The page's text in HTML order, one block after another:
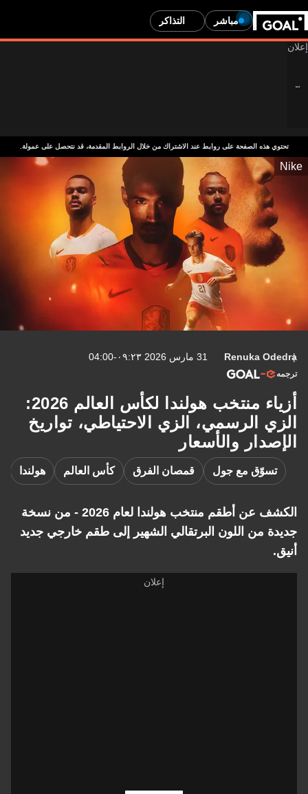
مباشر التذاكر
تحتوي هذه الصفحة على روابط عند الاشتراك من خلال الروابط المقدمة، قد نتحصل على عمولة.
Nike
Renuka Odedra 31 مارس 2026 ٠٩:٢٣-04:00
ترجمه
أزياء منتخب هولندا لكأس العالم 2026:
الزي الرسمي، الزي الاحتياطي، تواريخ
الإصدار والأسعار
تسوّق مع جول قمصان الفرق كأس العالم هولندا
الكشف عن أطقم منتخب هولندا لعام 2026 - من نسخة
جديدة من اللون البرتقالي الشهير إلى طقم خارجي جديد
أنيق.